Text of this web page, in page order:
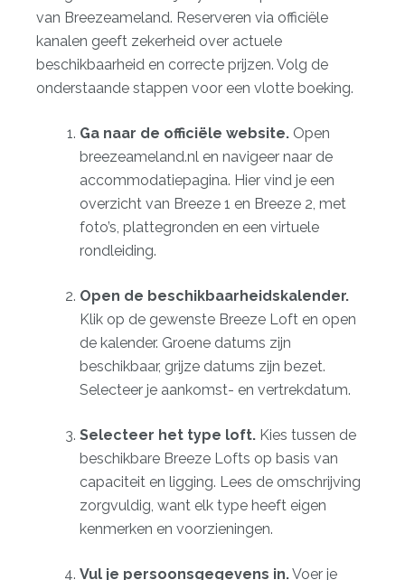
van Breezeameland. Reserveren via officiële
kanalen geeft zekerheid over actuele
beschikbaarheid en correcte prijzen. Volg de
onderstaande stappen voor een vlotte boeking.
Ga naar de officiële website. Open
breezeameland.nl en navigeer naar de
accommodatiepagina. Hier vind je een
overzicht van Breeze 1 en Breeze 2, met
foto’s, plattegronden en een virtuele
rondleiding.
Open de beschikbaarheidskalender.
Klik op de gewenste Breeze Loft en open
de kalender. Groene datums zijn
beschikbaar, grijze datums zijn bezet.
Selecteer je aankomst- en vertrekdatum.
Selecteer het type loft. Kies tussen de
beschikbare Breeze Lofts op basis van
capaciteit en ligging. Lees de omschrijving
zorgvuldig, want elk type heeft eigen
kenmerken en voorzieningen.
Vul je persoonsgegevens in.Voer je